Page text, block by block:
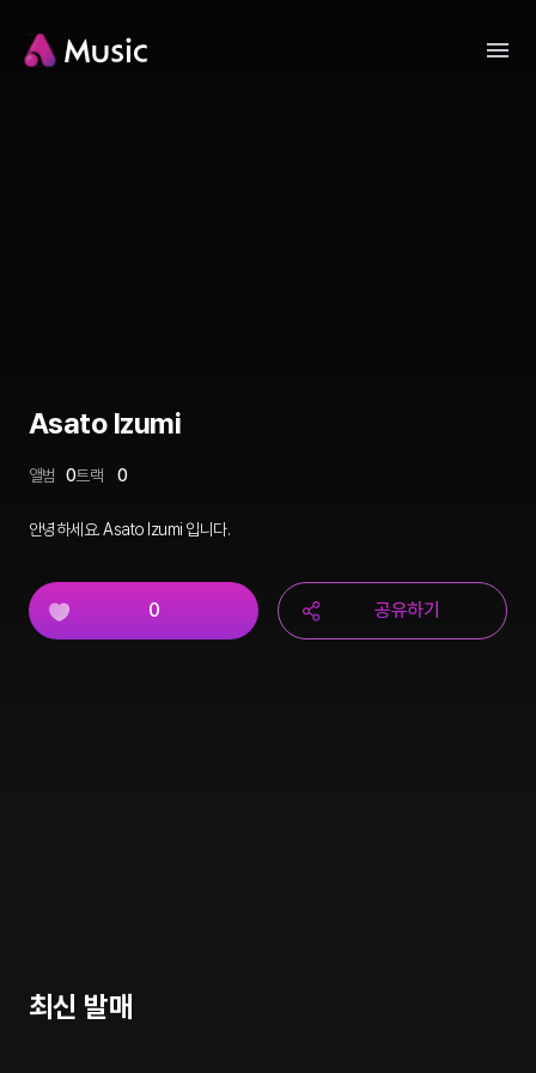
Asato Izumi
앨범 0트랙 0
안녕하세요. Asato Izumi 입니다.
0 공유하기
최신 발매